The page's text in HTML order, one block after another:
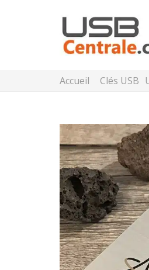
Accueil Clés USB